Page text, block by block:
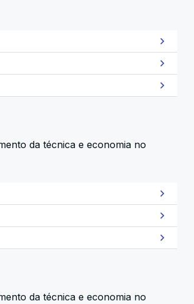
da técnica e economia no
da técnica e economia no